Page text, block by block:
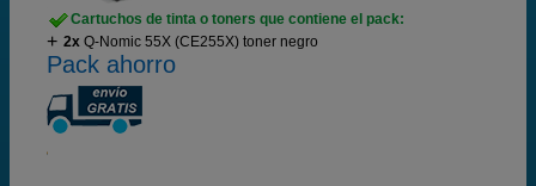
Cartuchos de tinta o toners que contiene el pack:
2x Q-Nomic 55X (CE255X) toner negro
Pack ahorro